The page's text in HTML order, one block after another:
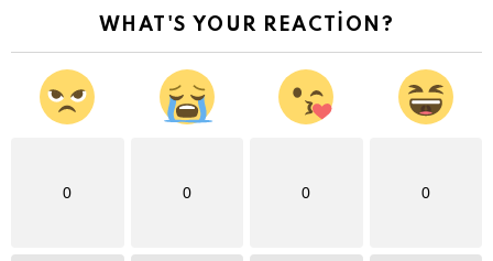
WHAT'S YOUR REACTION?
0 0 0 0